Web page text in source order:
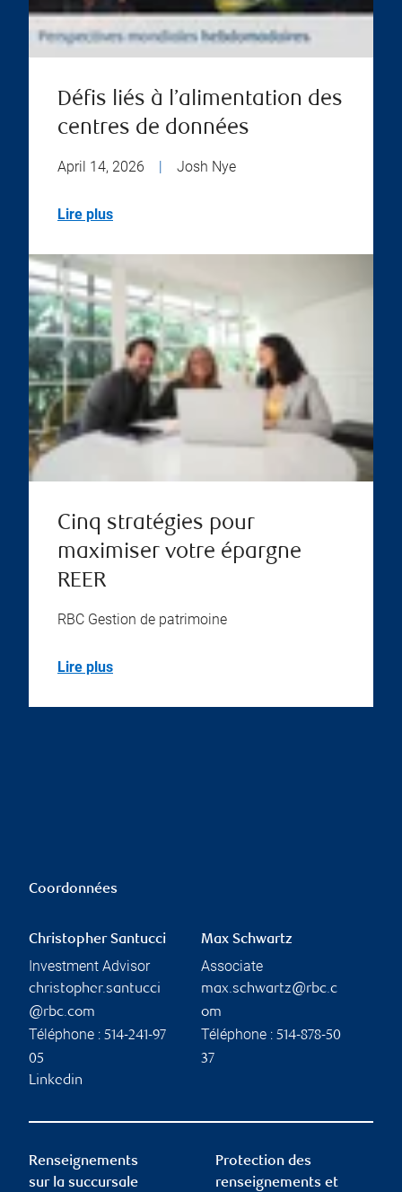
Défis liés à l’alimentation des
centres de données
April 14, 2026 | Josh Nye
Lire plus
Cinq stratégies pour
maximiser votre épargne
REER
RBC Gestion de patrimoine
Lire plus
Coordonnées
Christopher Santucci
Investment Advisor
christopher.santucci
@rbc.com
Téléphone : 514-241-97
05
Linkedin
Max Schwartz
Associate
max.schwartz@rbc.c
om
Téléphone : 514-878-50
37
Renseignements
sur la succursale
Protection des
renseignements et